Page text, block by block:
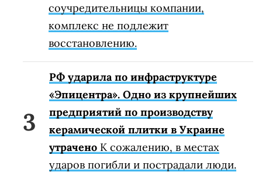
соучредительницы компании,
комплекс не подлежит
восстановлению.
РФ ударила по инфраструктуре
«Эпицентра». Одно из крупнейших
предприятий по производству
керамической плитки в Украине
утрачено К сожалению, в местах
ударов погибли и пострадали люди.